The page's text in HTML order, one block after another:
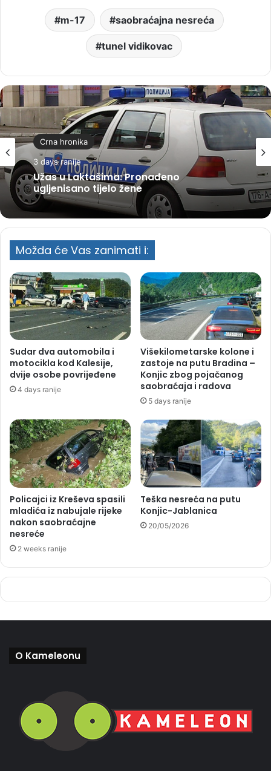
m-17 saobraćajna nesreća
tunel vidikovac
Crna hronika
3 days ranije
Užas u Laktašima: Pronađeno
ugljenisano tijelo žene
Možda će Vas zanimati i:
Sudar dva automobila i
motocikla kod Kalesije,
dvije osobe povrijeđene
4 days ranije
Višekilometarske kolone i
zastoje na putu Bradina –
Konjic zbog pojačanog
saobraćaja i radova
5 days ranije
Policajci iz Kreševa spasili
mladića iz nabujale rijeke
nakon saobraćajne
nesreće
2 weeks ranije
Teška nesreća na putu
Konjic-Jablanica
20/05/2026
O Kameleonu